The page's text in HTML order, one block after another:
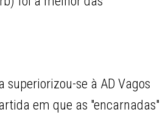
superiorizou-se à AD Vagos
em que as "encarnadas"